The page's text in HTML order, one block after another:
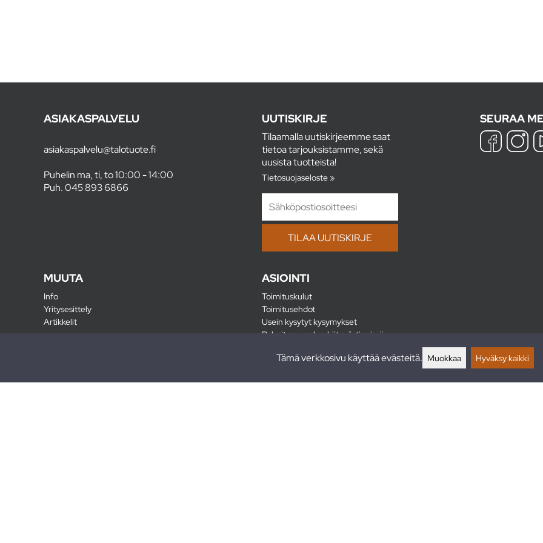
ASIAKASPALVELU
asiakaspalvelu@talotuote.fi
Puhelin ma, ti, to 10:00 - 14:00
Puh.045 893 6866
UUTISKIRJE
Tilaamalla uutiskirjeemme saat
tietoa tarjouksistamme, sekä
uusista tuotteista!
Tietosuojaseloste »
SEURAA
MUUTA
Info
Yritysesittely
Artikkelit
ASIOINTI
Toimituskulut
Toimitusehdot
Usein kysytyt kysymykset
Rahoitus - maksa kätevästi erissä
Tämä verkkosivu käyttää evästeitä. Muokkaa Hyväksy kaikki